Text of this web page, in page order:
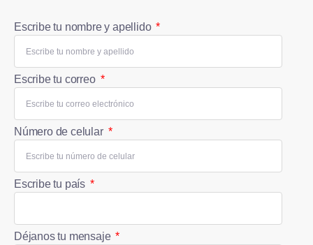
Escribe tu nombre y apellido
Escribe tu correo
Número de celular
Escribe tu país
Déjanos tu mensaje